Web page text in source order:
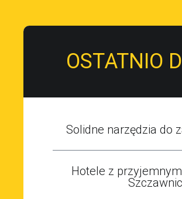
OSTATNIO
Solidne narzędzia do
Hotele z